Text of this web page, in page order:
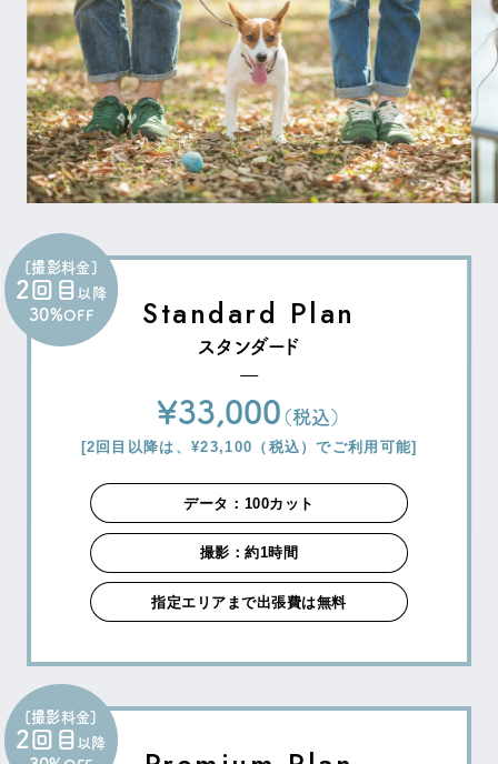
[撮影料金]
2回目 以降
30%OFF Standard Plan
スタンダード
¥33,000 （税込）
[2回目以降は、¥23,100（税込）でご利用可能]
データ：100カット
撮影：約1時間
指定エリアまで出張費は無料
[撮影料金]
2回目 以降